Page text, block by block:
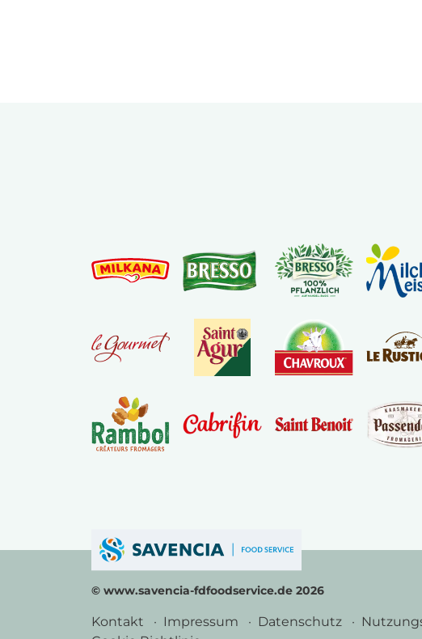
© www.savencia-fdfoodservice.de 2026
Kontakt Impressum Datenschutz